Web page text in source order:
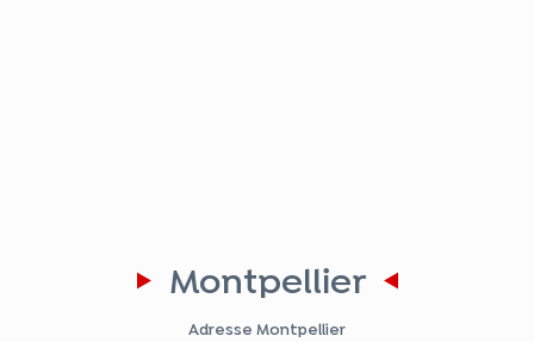
Montpellier
Adresse Montpellier